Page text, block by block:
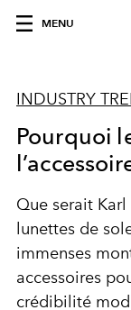
MENU
INDUSTRY
Pourquoi
Que serait
lunettes de
immenses
accessoires
crédibilité